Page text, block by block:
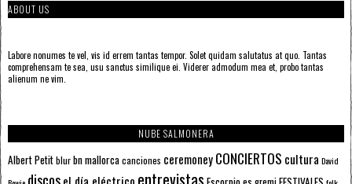
ABOUT US
Labore nonumes te vel, vis id errem tantas tempor. Solet quidam salutatus at quo. Tantas
comprehensam te sea, usu sanctus similique ei. Viderer admodum mea et, probo tantas
alienum ne vim.
NUBE SALMONERA
Albert Petitblurbn mallorcacanciones ceremoneyCONCIERTOS cultura David